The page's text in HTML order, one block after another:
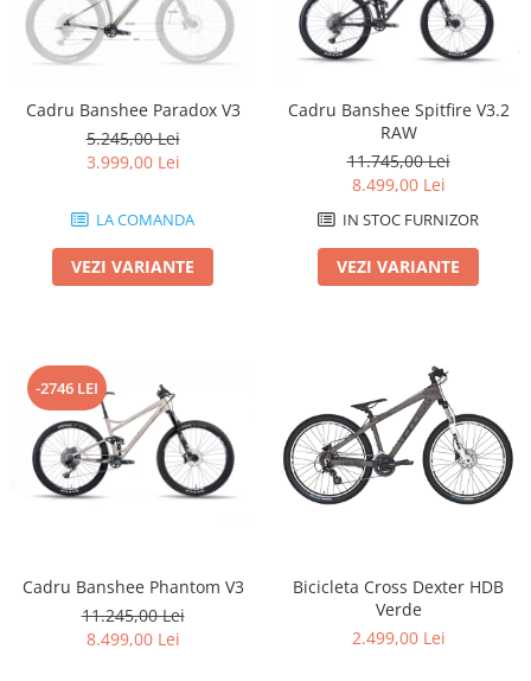
Cadru Banshee Paradox V3
5.245,00 Lei
3.999,00 Lei
LA COMANDA
VEZI VARIANTE
Cadru Banshee Spitfire V3.2
RAW
11.745,00 Lei
8.499,00 Lei
IN STOC FURNIZOR
VEZI VARIANTE
-2746 LEI
Cadru Banshee Phantom V3
11.245,00 Lei
8.499,00 Lei
Bicicleta Cross Dexter HDB
Verde
2.499,00 Lei